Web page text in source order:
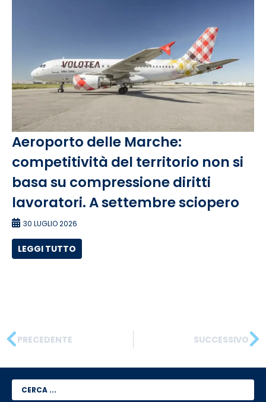
Aeroporto delle Marche:
competitività del territorio non si
basa su compressione diritti
lavoratori. A settembre sciopero
30 LUGLIO 2026
LEGGI TUTTO
PRECEDENTE SUCCESSIVO